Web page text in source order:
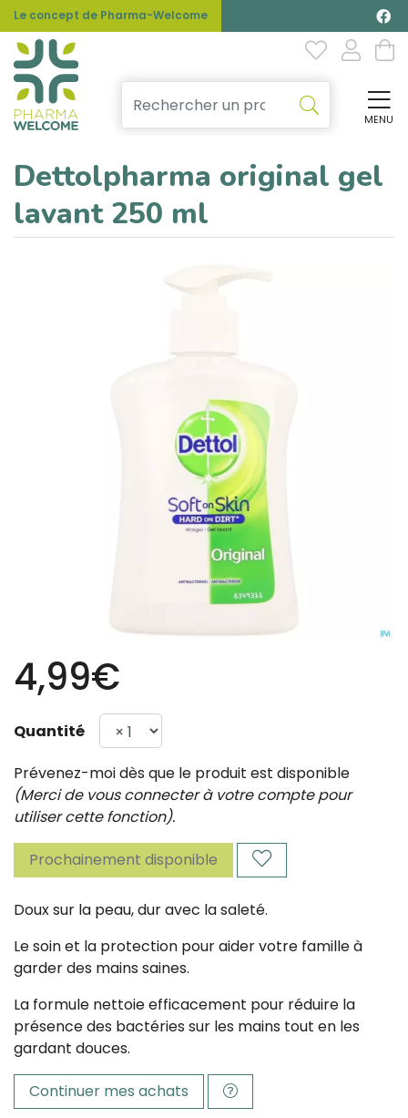
Le concept de Pharma-Welcome
MENU
Dettolpharma original gel
lavant 250 ml
4,99€
Quantité
Prévenez-moi dès que le produit est disponible
(Merci de vous connecter à votre compte pour
utiliser cette fonction).
Prochainement disponible
Doux sur la peau, dur avec la saleté.
Le soin et la protection pour aider votre famille à
garder des mains saines.
La formule nettoie efficacement pour réduire la
présence des bactéries sur les mains tout en les
gardant douces.
Continuer mes achats